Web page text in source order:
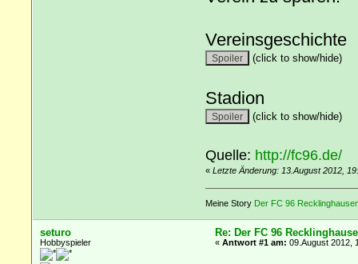
Vereinsgeschichte
(click to show/hide)
Stadion
(click to show/hide)
Quelle: http://fc96.de/
« Letzte Änderung: 13.August 2012,
Meine Story Der FC 96
seturo
Hobbyspieler
Re: Der FC 96
«Antwort #1 am: 09.August 2012,